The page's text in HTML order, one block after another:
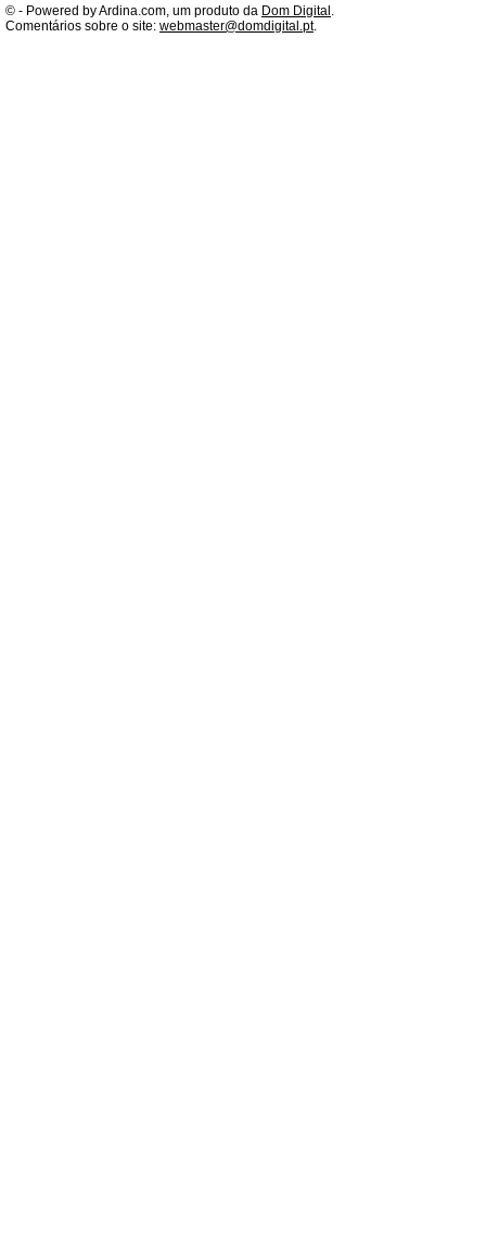
© - Powered by Ardina.com, um produto da Dom Digital .
Comentários sobre o site: webmaster@domdigital.pt.